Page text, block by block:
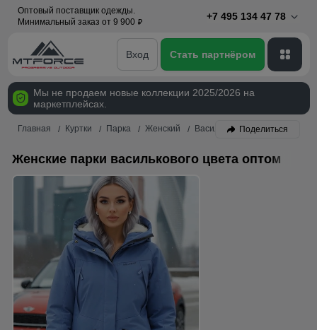
Оптовый поставщик одежды.
Минимальный заказ от 9 900 p
+7 495 134 47 78
Вход Стать партнёром
Мы не продаем новые коллекции 2025/2026 на
маркетплейсах.
Главная Куртки Парка Женский ВасильковыйПоделиться
Женские парки василькового цвета оптом